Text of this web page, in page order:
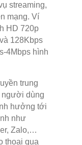
streaming,
mạng. Ví
HD 720p
128Kbps
4Mbps hình
trung
người dùng
hưởng tới
như
Zalo,…
thoại qua